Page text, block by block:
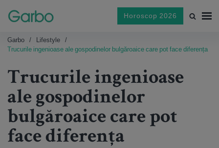
Horoscop 2026
Garbo
Lifestyle
Trucurile ingenioase ale gospodinelor bulgăroaice care pot face diferența
Trucurile ingenioase
ale gospodinelor
bulgăroaice care pot
face diferența